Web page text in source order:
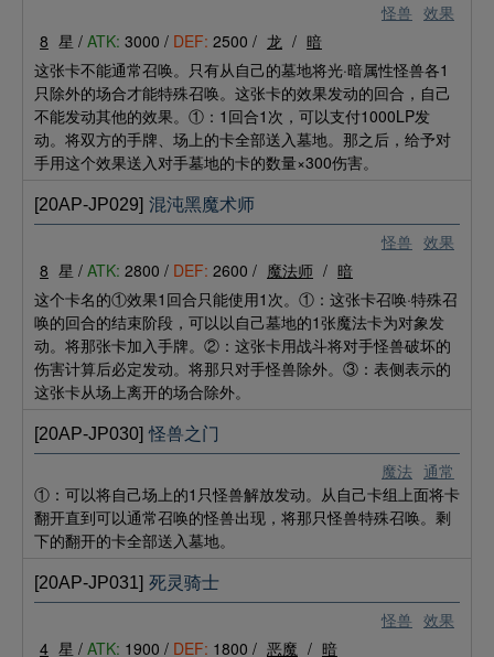
怪兽 效果
8 星 / ATK: 3000 / DEF: 2500 / 龙 / 暗
这张卡不能通常召唤。只有从自己的墓地将光·暗属性怪兽各1
只除外的场合才能特殊召唤。这张卡的效果发动的回合，自己
不能发动其他的效果。①：1回合1次，可以支付1000LP发
动。将双方的手牌、场上的卡全部送入墓地。那之后，给予对
手用这个效果送入对手墓地的卡的数量×300伤害。
怪兽 效果
[20AP-JP029] 混沌黑魔术师
8 星 / ATK: 2800 / DEF: 2600 / 魔法师 / 暗
这个卡名的①效果1回合只能使用1次。①：这张卡召唤·特殊召
唤的回合的结束阶段，可以以自己墓地的1张魔法卡为对象发
动。将那张卡加入手牌。②：这张卡用战斗将对手怪兽破坏的
伤害计算后必定发动。将那只对手怪兽除外。③：表侧表示的
这张卡从场上离开的场合除外。
魔法 通常
[20AP-JP030] 怪兽之门
①：可以将自己场上的1只怪兽解放发动。从自己卡组上面将卡
翻开直到可以通常召唤的怪兽出现，将那只怪兽特殊召唤。剩
下的翻开的卡全部送入墓地。
怪兽 效果
[20AP-JP031] 死灵骑士
4 星 / ATK: 1900 / DEF: 1800 / 恶魔 / 暗